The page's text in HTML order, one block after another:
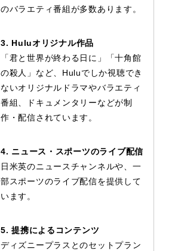
のバラエティ番組が多数あります。
3. Huluオリジナル作品
「君と世界が終わる日に」「十角館
の殺人」など、Huluでしか視聴でき
ないオリジナルドラマやバラエティ
番組、ドキュメンタリーなどが制
作・配信されています。
4. ニュース・スポーツのライブ配信
日米英のニュースチャンネルや、一
部スポーツのライブ配信を提供して
います。
5. 提携によるコンテンツ
ディズニープラスとのセットプラン